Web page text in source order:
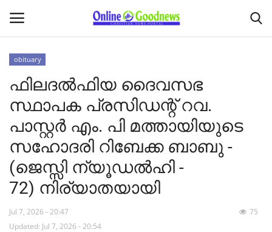
Home
About
News
Buy & Sell
Featured Article
obituary
ഫിലദൽഫിയ ദൈവസഭ
സ്ഥാപക പ്രസിഡന്റ് റവ.
പാസ്റ്റർ എം. പി മത്തായിയുടെ
സഹോദരി റിബേക്ക ബാബു -
(ജെസ്സി ന്യൂഡൽഹി -
72) നിര്യാതയായി
Jul 7, 2026 - 20:47
Updated: Jul 7, 2026 - 20:54
75